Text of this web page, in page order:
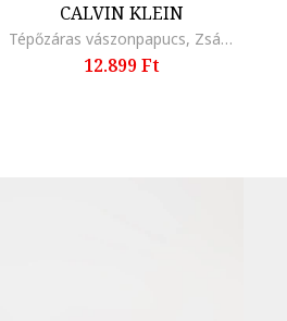
CALVIN KLEIN
Tépőzáras vászonpapucs, Zsályazöld
12.899 Ft